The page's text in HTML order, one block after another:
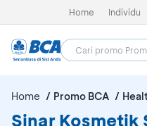
Home Individu
Home Promo BCA
Sinar Kosmetik